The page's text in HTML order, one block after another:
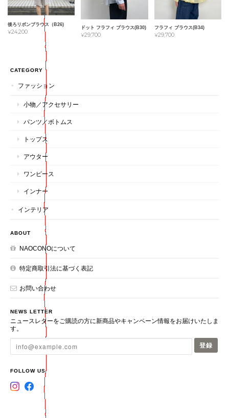
後ろリボンブラウス（B26)
¥24,200
ドット フラフィ ブラウス(B30)
¥29,700
フラフィ ブラウス(B34)
¥29,700
CATEGORY
ファッション
小物／アクセサリー
パンツ／ボトムス
トップス
アウター
ワンピース
インナー
インテリア
ABOUT
NAOCONOについて
特定商取引法に基づく表記
お問い合わせ
NEWS LETTER
ニュースレターをご購読の方に新商品やキャンペーン情報をお届けいたしま
す。
登録
FOLLOW US